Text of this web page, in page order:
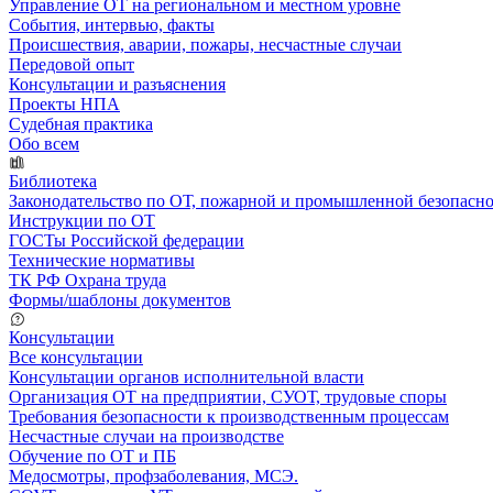
Управление ОТ на региональном и местном уровне
События, интервью, факты
Происшествия, аварии, пожары, несчастные случаи
Передовой опыт
Консультации и разъяснения
Проекты НПА
Судебная практика
Обо всем
Библиотека
Законодательство по ОТ, пожарной и промышленной
Инструкции по ОТ
ГОСТы Российской федерации
Технические нормативы
ТК РФ Охрана труда
Формы/шаблоны документов
Консультации
Все консультации
Консультации органов исполнительной власти
Организация ОТ на предприятии, СУОТ, трудовые споры
Требования безопасности к производственным процессам
Несчастные случаи на производстве
Обучение по ОТ и ПБ
Медосмотры, профзаболевания, МСЭ.